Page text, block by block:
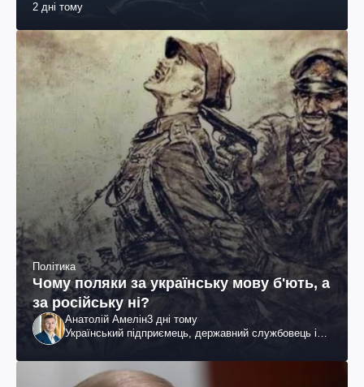
2 дні тому
Політика
Чому поляки за українську мову б'ють, а
за російську ні?
Анатолій Амелін3 дні тому
Український підприємець, державний службовець і